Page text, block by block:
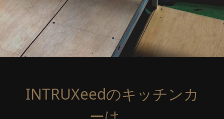
INTRUXeedのキッチンカ